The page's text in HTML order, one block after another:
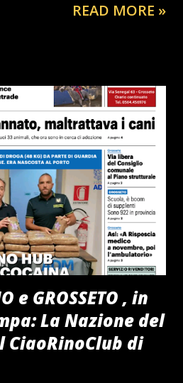
READ MORE »
GROSSETO , in
La Nazione del
CiaoRinoClub di